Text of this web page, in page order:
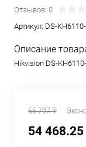
Отзывов: 0
Артикул: DS-
Описание
Hikvision DS-
55 797 ₸
54 468.25